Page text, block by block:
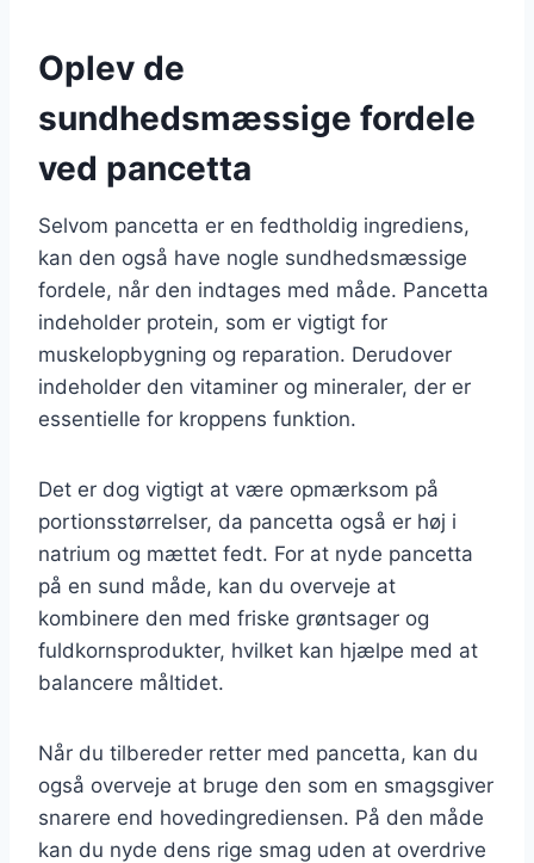
Oplev de
sundhedsmæssige fordele
ved pancetta
Selvom pancetta er en fedtholdig ingrediens,
kan den også have nogle sundhedsmæssige
fordele, når den indtages med måde. Pancetta
indeholder protein, som er vigtigt for
muskelopbygning og reparation. Derudover
indeholder den vitaminer og mineraler, der er
essentielle for kroppens funktion.
Det er dog vigtigt at være opmærksom på
portionsstørrelser, da pancetta også er høj i
natrium og mættet fedt. For at nyde pancetta
på en sund måde, kan du overveje at
kombinere den med friske grøntsager og
fuldkornsprodukter, hvilket kan hjælpe med at
balancere måltidet.
Når du tilbereder retter med pancetta, kan du
også overveje at bruge den som en smagsgiver
snarere end hovedingrediensen. På den måde
kan du nyde dens rige smag uden at overdrive